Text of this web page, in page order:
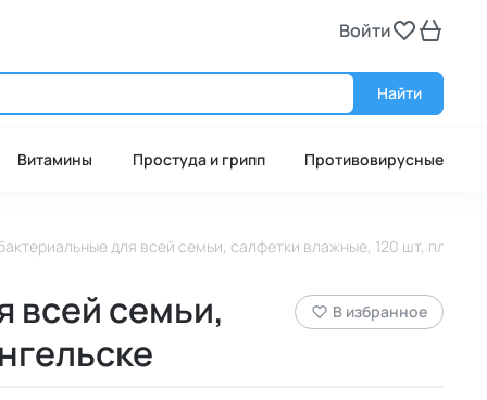
Войти
Найти
Витамины Простуда и грипп Противовирусные
для всей семьи, салфетки влажные, 120 шт,
всей семьи,
В избранное